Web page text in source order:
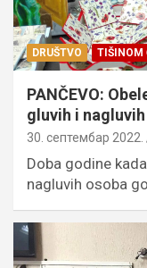
DRUŠTVO TIŠINOM
PANČEVO:
gluvih i nagluvih
30. септембар 2022.
Doba godine
nagluvih osoba